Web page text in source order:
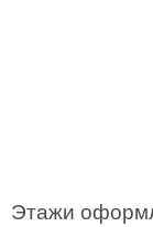
Этажи